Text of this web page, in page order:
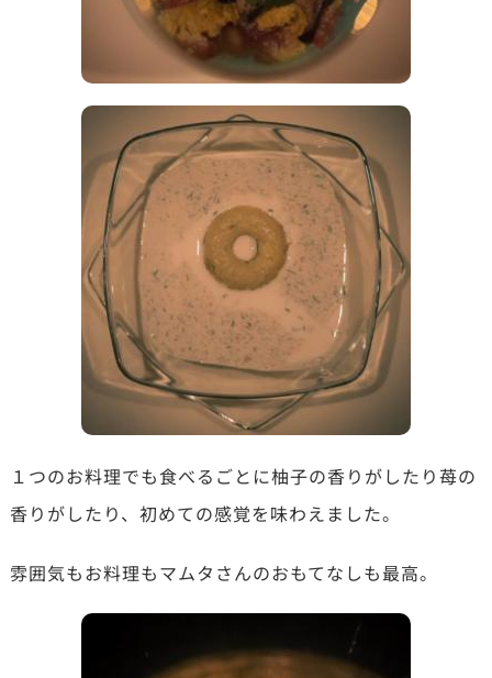
１つのお料理でも食べるごとに柚子の香りがしたり苺の
香りがしたり、初めての感覚を味わえました。
雰囲気もお料理もマムタさんのおもてなしも最高。